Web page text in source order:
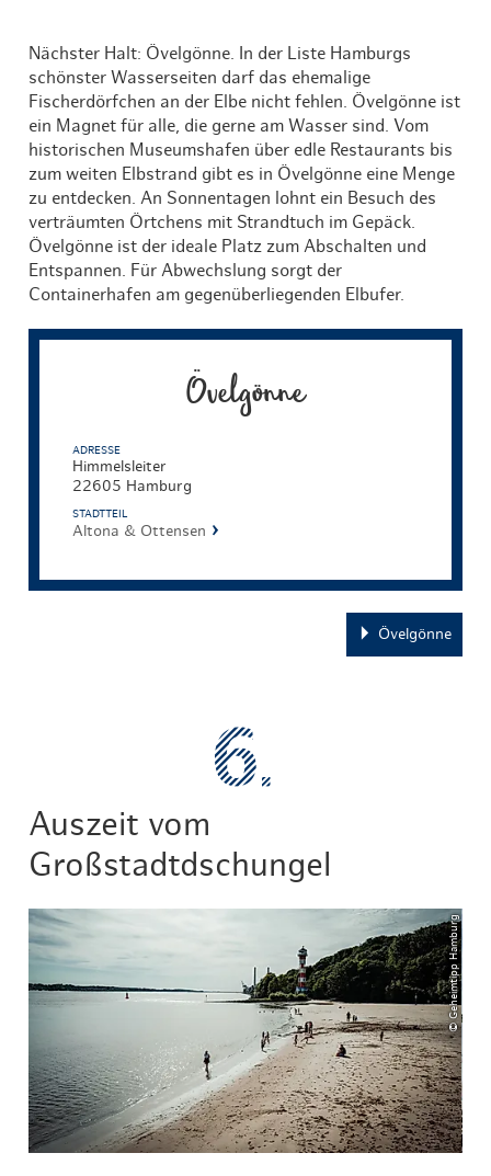
Nächster Halt: Övelgönne. In der Liste Hamburgs
schönster Wasserseiten darf das ehemalige
Fischerdörfchen an der Elbe nicht fehlen. Övelgönne ist
ein Magnet für alle, die gerne am Wasser sind. Vom
historischen Museumshafen über edle Restaurants bis
zum weiten Elbstrand gibt es in Övelgönne eine Menge
zu entdecken. An Sonnentagen lohnt ein Besuch des
verträumten Örtchens mit Strandtuch im Gepäck.
Övelgönne ist der ideale Platz zum Abschalten und
Entspannen. Für Abwechslung sorgt der
Containerhafen am gegenüberliegenden Elbufer.
Övelgönne
ADRESSE
Himmelsleiter
22605 Hamburg
STADTTEIL
Altona & Ottensen
Övelgönne
Auszeit vom
Großstadtdschungel
© Geheimtipp Hamburg